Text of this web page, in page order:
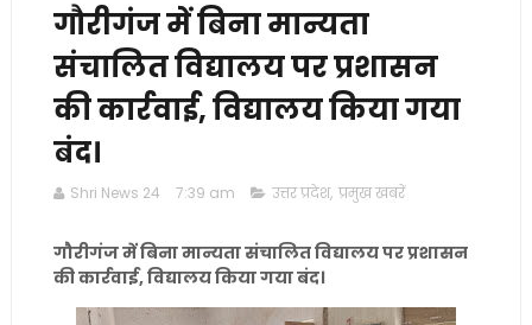
गौरीगंज में बिना मान्यता
संचालित विद्यालय पर प्रशासन
की कार्रवाई, विद्यालय किया गया
बंद।
Shri News 24 7:39 am उत्तर प्रदेश, प्रमुख खबरें
गौरीगंज में बिना मान्यता संचालित विद्यालय पर प्रशासन
की कार्रवाई, विद्यालय किया गया बंद।